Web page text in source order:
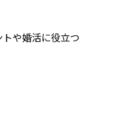
や婚活に役立つ